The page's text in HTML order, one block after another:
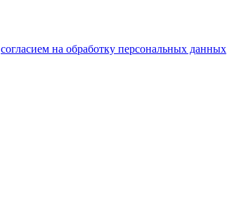
согласием на обработку персональных данных